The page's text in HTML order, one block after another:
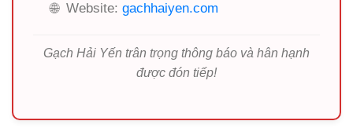
🌐 Website: gachhaiyen.com
Gạch Hải Yến trân trọng thông báo và hân hạnh
được đón tiếp!